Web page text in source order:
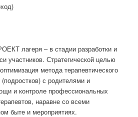
лагеря – в стадии разработки и
участников. Стратегической целью
метода терапевтического
с родителями и
и контроле профессиональных
наравне со всеми
быте и мероприятиях.